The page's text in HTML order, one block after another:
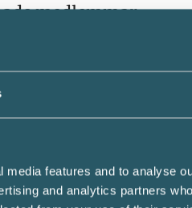
features and to analyse
and analytics partners
medlemmar.
Skatteverket
om inkomsten
För om
anger att inkomsten
som kan vara
det s.k.